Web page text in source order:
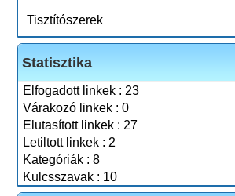
Tisztítószerek
Statisztika
Elfogadott linkek : 23
Várakozó linkek : 0
Elutasított linkek : 27
Letiltott linkek : 2
Kategóriák : 8
Kulcsszavak : 10